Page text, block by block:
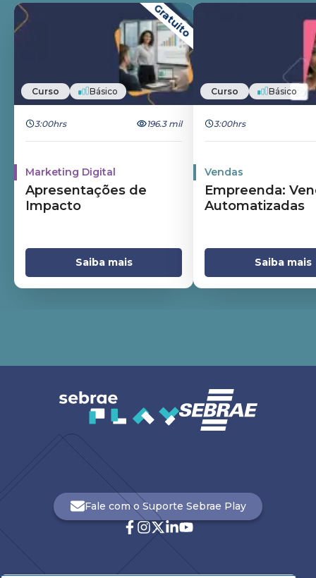
Gratuito
Curso Básico
3:00hrs 196.3 mil
Marketing Digital
Apresentações de
Impacto
Saiba mais
Curso Básico
3:00hrs
Vendas
Empreenda:
Automatizadas
Saiba mais
Fale com o Suporte Sebrae Play